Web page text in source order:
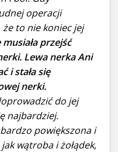
operacji
że to nie koniec jej
przejść
Lewa nerka Ani
i stała się
nerki.
do jej
najbardziej.
powiększona i
wątroba i żołądek,